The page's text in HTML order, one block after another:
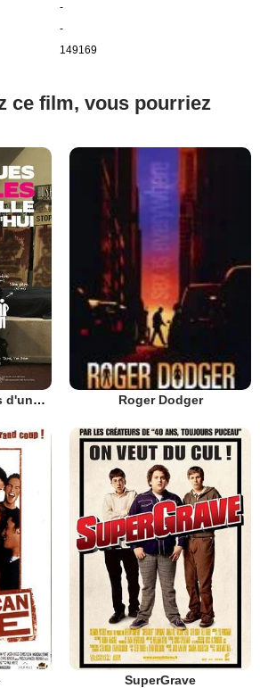
-
-
149169
ce film, vous pourriez
Chroniques sexuelles d'une famille d'aujourd'hui Roger Dodger
SuperGrave